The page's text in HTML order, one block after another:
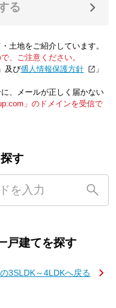
る
土地をご紹介しています。
、ご注意ください。
」及び「個人情報保護方針
」
、メールが正しく届かない
」のドメインを受信で
す
戸建てを探す
3SLDK～4LDKへ戻る